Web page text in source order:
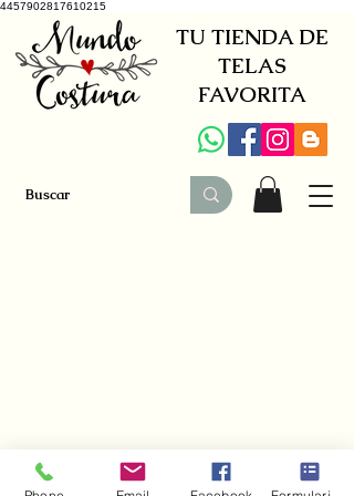
4457902817610215
TU TIENDA DE
TELAS
FAVORITA
+34 941579600 +34 650030142